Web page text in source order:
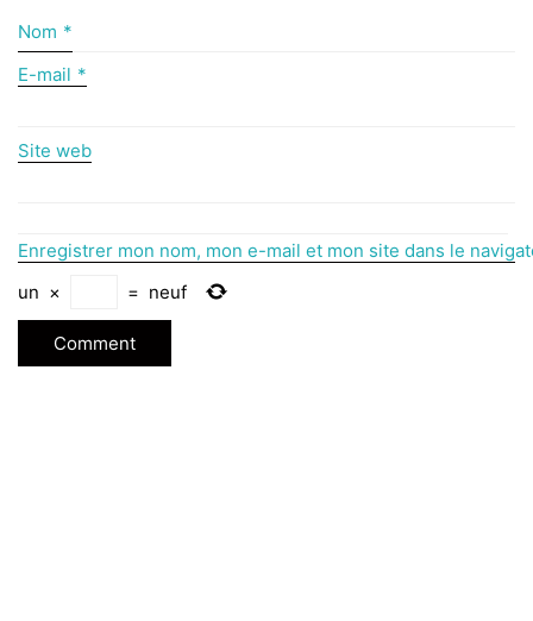
Nom *
E-mail *
Site web
Enregistrer mon nom, mon e-mail et mon site dans le
un × = neuf